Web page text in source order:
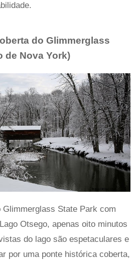
do Glimmerglass
de Nova York)
Glimmerglass State Park com
Otsego, apenas oito minutos
do lago são espetaculares e
por uma ponte histórica coberta,